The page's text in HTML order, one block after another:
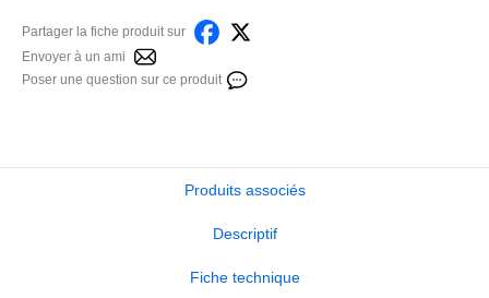
Partager la fiche produit sur
Envoyer à un ami
Poser une question sur ce produit
Produits associés
Descriptif
Fiche technique